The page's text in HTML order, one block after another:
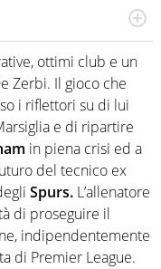
in tutte le
ha modo di
protagonisti
ottimi club e un
Zerbi. Il gioco che
i riflettori su di lui
e di ripartire
in piena crisi ed a
del tecnico ex
Spurs. L’allenatore
di proseguire il
indipendentemente
di Premier League.